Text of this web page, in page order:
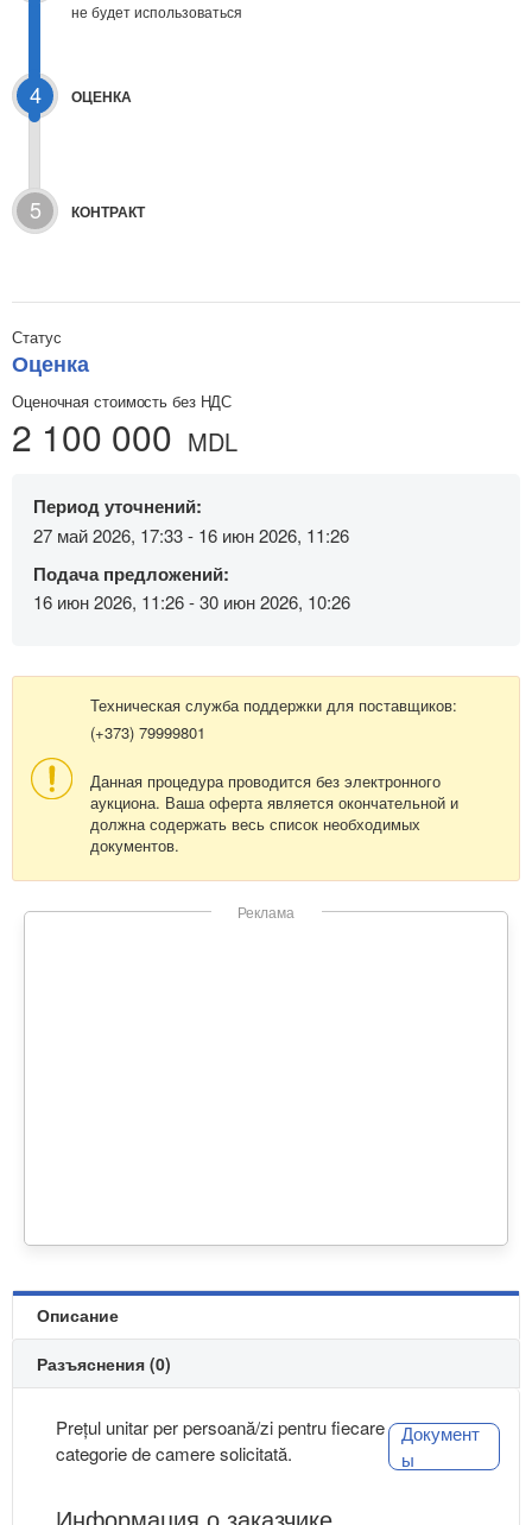
не будет использоваться
4 ОЦЕНКА
5 КОНТРАКТ
Статус
Оценка
Оценочная стоимость без НДС
2 100 000 MDL
Период уточнений:
27 май 2026, 17:33 - 16 июн 2026, 11:26
Подача предложений:
16 июн 2026, 11:26 - 30 июн 2026, 10:26
Техническая служба поддержки для поставщиков:
(+373) 79999801
Данная процедура проводится без электронного
аукциона. Ваша оферта является окончательной и
должна содержать весь список необходимых
документов.
Реклама
Описание
Разъяснения (0)
Prețul unitar per persoană/zi pentru fiecare
categorie de camere solicitată.
Документ
ы